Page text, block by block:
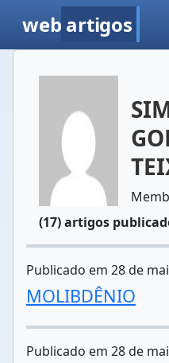
web artigos
(17) artigos
Publicado em 28 de
MOLIBDÊNIO
Publicado em 28 de